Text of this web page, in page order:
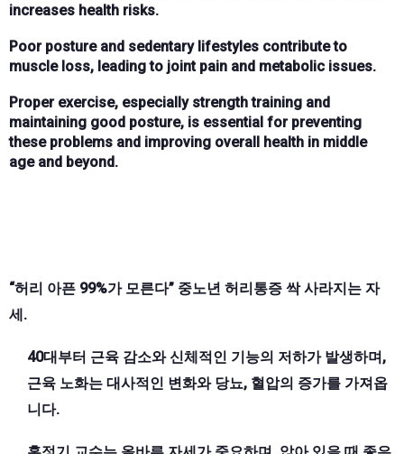
increases health risks.
Poor posture and sedentary lifestyles contribute to
muscle loss, leading to joint pain and metabolic issues.
Proper exercise, especially strength training and
maintaining good posture, is essential for preventing
these problems and improving overall health in middle
age and beyond.
“허리 아픈 99%가 모른다” 중노년 허리통증 싹 사라지는 자
세.
40대부터 근육 감소와 신체적인 기능의 저하가 발생하며,
근육 노화는 대사적인 변화와 당뇨, 혈압의 증가를 가져옵
니다.